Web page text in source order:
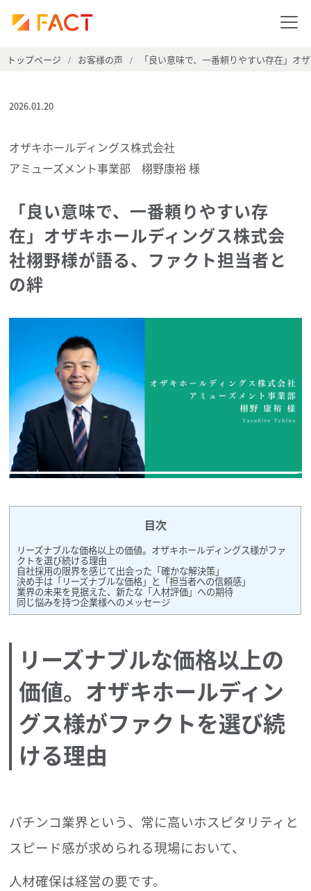
トップページ / お客様の声 / 「良い意味で、一番頼りやすい存在」オ
2026.01.20
オザキホールディングス株式会社
アミューズメント事業部 栩野康裕 様
「良い意味で、一番頼りやすい存
在」オザキホールディングス株式会
社栩野様が語る、ファクト担当者と
の絆
目次
リーズナブルな価格以上の価値。オザキホールディングス様がファ
クトを選び続ける理由
自社採用の限界を感じて出会った「確かな解決策」
決め手は「リーズナブルな価格」と「担当者への信頼感」
業界の未来を見据えた、新たな「人材評価」への期待
同じ悩みを持つ企業様へのメッセージ
リーズナブルな価格以上の
価値。オザキホールディン
グス様がファクトを選び続
ける理由
パチンコ業界という、常に高いホスピタリティと
スピード感が求められる現場において、
人材確保は経営の要です。